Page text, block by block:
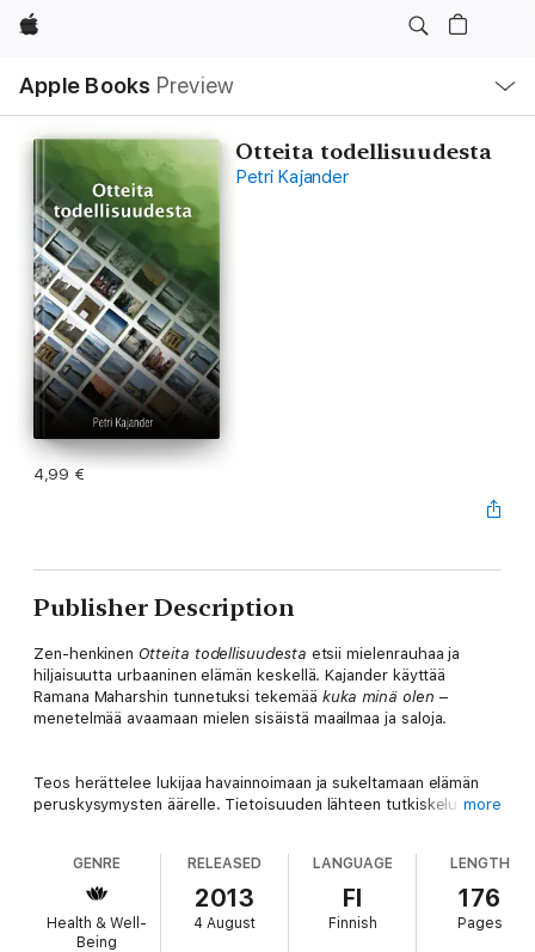
Apple
Apple Books Preview
Nav
Open
Menu
Otteita todellisuudesta
Petri Kajander
4,99 €
Publisher Description
Zen-henkinenOtteita todellisuudesta etsii mielenrauhaa ja
hiljaisuutta urbaaninen elämän keskellä. Kajander käyttää
Ramana Maharshin tunnetuksi tekemää kuka minä olen –
menetelmää avaamaan mielen sisäistä maailmaa ja saloja.
Teos herättelee lukijaa havainnoimaan ja sukeltamaan elämän
peruskysymysten äärelle. Tietoisuuden lähteen tutkiskelu
Tämän kansainvälisen teoksen kirjoituksia on verrattu Bankein ja
Huang Pon sanoman nykyaikaiseksi versioksi.
more
GENRE
Health & Well-
Being
RELEASED
2013
4 August
LANGUAGE
FI
Finnish
LENGTH
176
Pages